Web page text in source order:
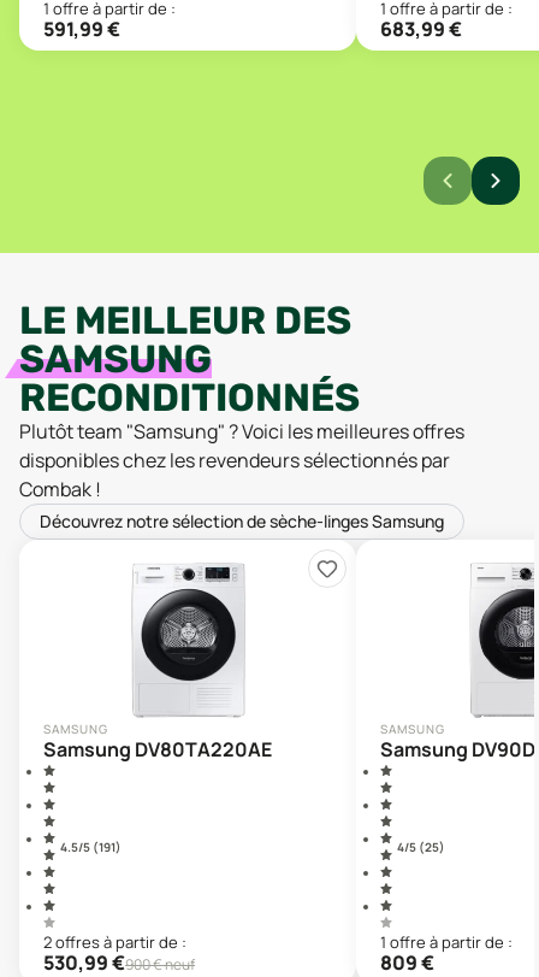
1 offre à partir de :
591,99€
1 offre à partir de :
683,99€
LE MEILLEUR DES
SAMSUNG
RECONDITIONNÉS
Plutôt team "Samsung" ? Voici les meilleures offres
disponibles chez les revendeurs sélectionnés par
Combak !
Découvrez notre sélection de sèche-linges Samsung
SAMSUNG
Samsung DV80TA220AE
4.5/5 (191)
2offresà partir de :
530,99€900€ neuf
SAMSUNG
Samsung
4/5 (25)
1 offre à partir de :
809€